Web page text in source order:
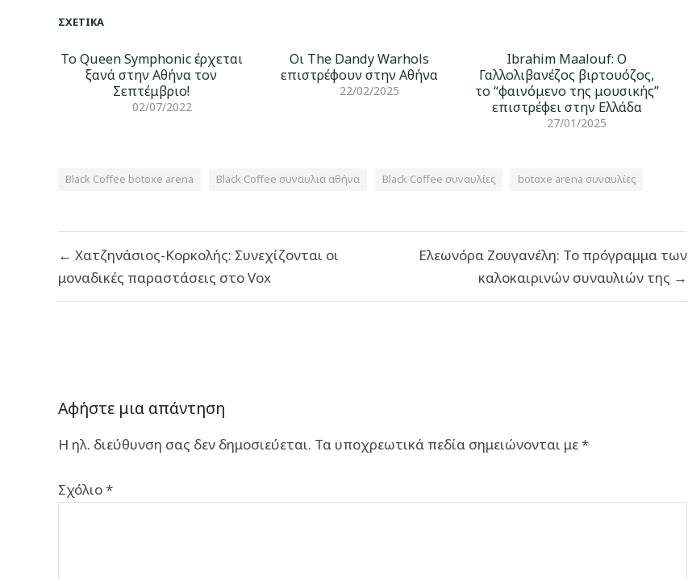
ΣΧΕΤΙΚΆ
Το Queen Symphonic έρχεται
ξανά στην Αθήνα τον
Σεπτέμβριο!
02/07/2022
Οι The Dandy Warhols
επιστρέφουν στην Αθήνα
22/02/2025
Ibrahim Maalouf: O
Γαλλολιβανέζος βιρτουόζος,
το “φαινόμενο της μουσικής”
επιστρέφει στην Ελλάδα
27/01/2025
Black Coffee botoxe arena Black Coffee συναυλια αθήνα Black Coffee συναυλίες botoxe arena συναυλίες
άρθρων
← Χατζηνάσιος-Κορκολής: Συνεχίζονται οι
μοναδικές παραστάσεις στο Vox
Ελεωνόρα Ζουγανέλη: Το πρόγραμμα των
καλοκαιρινών συναυλιών της →
Αφήστε μια απάντηση
Η ηλ. διεύθυνση σας δεν δημοσιεύεται. Τα υποχρεωτικά πεδία σημειώνονται με*
Σχόλιο*